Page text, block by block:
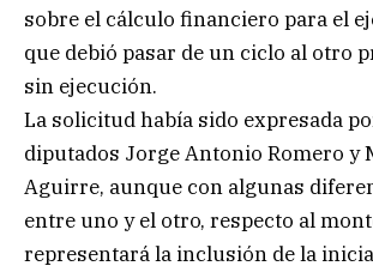
sobre el cálculo financiero para el
que debió pasar de un ciclo al otro
sin ejecución.
La solicitud había sido expresada
diputados Jorge Antonio Romero y
Aguirre, aunque con algunas
entre uno y el otro, respecto al
representará la inclusión de la